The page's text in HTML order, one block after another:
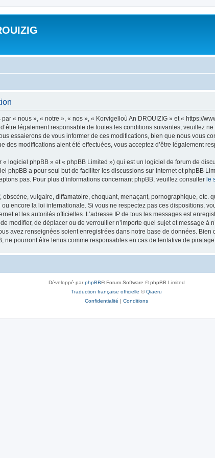
« nous », « notre », « nos », « Korvigelloù An DROUIZIG » et « https://
légalement responsable de toutes les conditions suivantes, veuillez
essaierons de vous informer de ces modifications, bien que nous vous
des modifications aient été effectuées, vous acceptez d’être légalement
logiciel phpBB » et « phpBB Limited ») qui est un logiciel de forum de
phpBB a pour seul but de faciliter les discussions sur internet et phpBB
pas. Pour plus d’informations concernant phpBB, veuillez consulter le
vulgaire, diffamatoire, choquant, menaçant, pornographique, etc.
encore la loi internationale. Si vous ne respectez pas ces dispositions,
et les autorités officielles. L’adresse IP de tous les messages est
modifier, de déplacer ou de verrouiller n’importe quel sujet et message à
avez renseignées soient enregistrées dans notre base de données.
ne pourront être tenus comme responsables en cas de tentative de
Développé parphpBB® Forum Software © phpBB Limited
Traduction française officielle ©Qiaeru
Confidentialité | Conditions